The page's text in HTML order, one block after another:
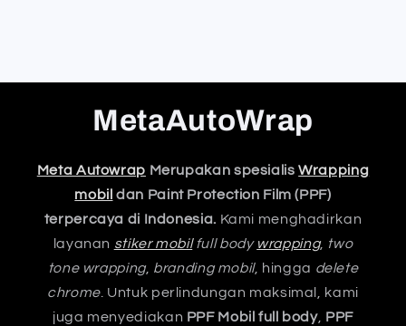
MetaAutoWrap
Meta Autowrap Merupakan spesialisWrapping
mobil dan Paint Protection Film (PPF)
terpercaya di Indonesia. Kami menghadirkan
layanan stiker mobilfull body wrapping, two
tone wrapping, branding mobil, hingga delete
chrome. Untuk perlindungan maksimal, kami
juga menyediakan PPF Mobil full body, PPF